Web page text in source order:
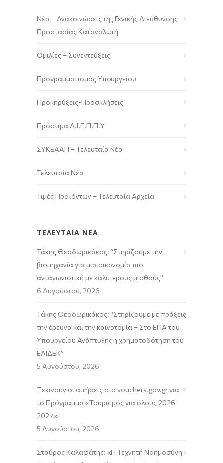
Νέα – Ανακοινώσεις της Γενικής Διεύθυνσης
Προστασίας Καταναλωτή
Ομιλίες – Συνεντεύξεις
Προγραμματισμός Υπουργείου
Προκηρύξεις-Προσκλήσεις
Πρόστιμα Δ.Ι.Ε.Π.Π.Υ
ΣΥΚΕΑΑΠ – Τελευταία Νέα
Τελευταία Νέα
Τιμές Προϊόντων – Τελευταία Αρχεία
ΤΕΛΕΥΤΑΙΑ ΝΕΑ
Τάκης Θεοδωρικάκος: “Στηρίζουμε την
βιομηχανία για μια οικονομία πιο
ανταγωνιστική με καλύτερους μισθούς”
6 Αυγούστου, 2026
Τάκης Θεοδωρικάκος: “Στηρίζουμε με πράξεις
την έρευνα και την καινοτομία – Στο ΕΠΑ του
Υπουργείου Ανάπτυξης η χρηματοδότηση του
ΕΛΙΔΕΚ”
5 Αυγούστου, 2026
Ξεκινούν οι αιτήσεις στο vouchers.gov.gr για
το Πρόγραμμα «Τουρισμός για όλους 2026-
2027»
5 Αυγούστου, 2026
Σταύρος Καλαφάτης: «Η Τεχνητή Νοημοσύνη